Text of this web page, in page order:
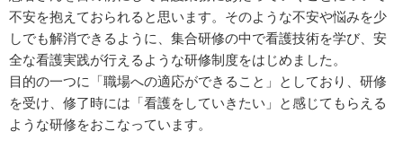
不安を抱えておられると思います。そのような不安や悩みを少
しでも解消できるように、集合研修の中で看護技術を学び、安
全な看護実践が行えるような研修制度をはじめました。
目的の一つに「職場への適応ができること」としており、研修
を受け、修了時には「看護をしていきたい」と感じてもらえる
ような研修をおこなっています。